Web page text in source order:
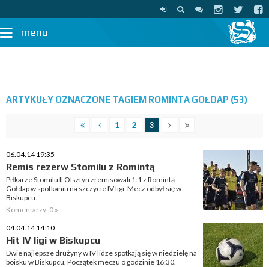
menu
ARTYKUŁY OZNACZONE TAGIEM ROMINTA GOŁDAP (53)
1 2 3
06.04.14 19:35
Remis rezerw Stomilu z Romintą
Piłkarze Stomilu II Olsztyn zremisowali 1:1 z Romintą
Gołdap w spotkaniu na szczycie IV ligi. Mecz odbył się w
Biskupcu.
Komentarzy: 0 »
04.04.14 14:10
Hit IV ligi w Biskupcu
Dwie najlepsze drużyny w IV lidze spotkają się w niedzielę na
boisku w Biskupcu. Początek meczu o godzinie 16:30.